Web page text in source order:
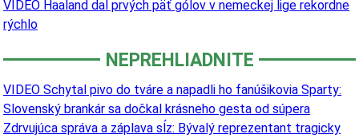
VIDEO Haaland dal prvých päť gólov v nemeckej lige rekordne
rýchlo
NEPREHLIADNITE
VIDEO Schytal pivo do tváre a napadli ho fanúšikovia Sparty:
Slovenský brankár sa dočkal krásneho gesta od súpera
Zdrvujúca správa a záplava sĺz: Bývalý reprezentant tragicky